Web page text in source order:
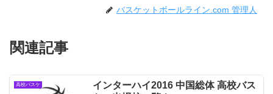
バスケットボールライン.com 管理人
関連記事
高校バスケ
インターハイ2016 中国総体 高校バス